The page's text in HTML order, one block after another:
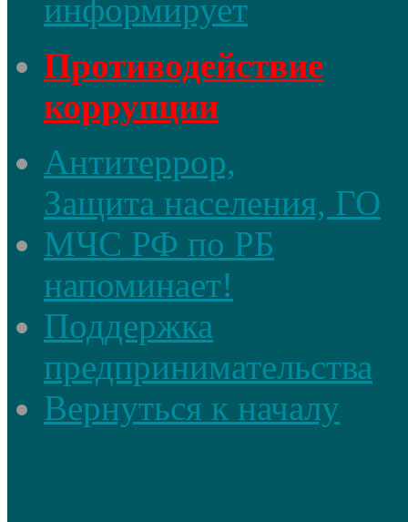
информирует
Противодействие
коррупции
Антитеррор,
Защита населения, ГО
МЧС РФ по РБ
напоминает!
Поддержка
предпринимательства
Вернуться к началу